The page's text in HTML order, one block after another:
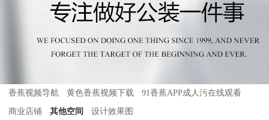
香蕉视频导航 黄色香蕉视频下载 91香蕉APP成人污在线观看
商业店铺 其他空间 设计效果图